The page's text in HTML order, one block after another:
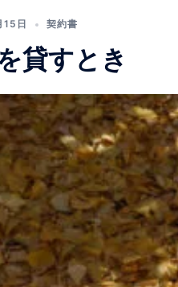
日 契約書
貸すとき